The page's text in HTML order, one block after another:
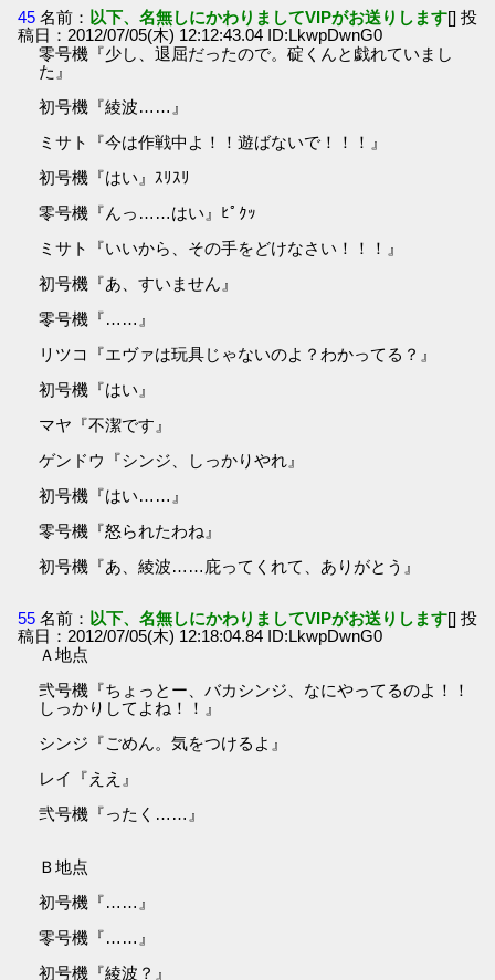
45 名前： 以下、名無しにかわりましてVIPがお送りします[] 投
稿日：2012/07/05(木) 12:12:43.04 ID:LkwpDwnG0
零号機『少し、退屈だったので。碇くんと戯れていまし
た』
初号機『綾波……』
ミサト『今は作戦中よ！！遊ばないで！！！』
初号機『はい』ｽﾘｽﾘ
零号機『んっ……はい』ﾋﾟｸｯ
ミサト『いいから、その手をどけなさい！！！』
初号機『あ、すいません』
零号機『……』
リツコ『エヴァは玩具じゃないのよ？わかってる？』
初号機『はい』
マヤ『不潔です』
ゲンドウ『シンジ、しっかりやれ』
初号機『はい……』
零号機『怒られたわね』
初号機『あ、綾波……庇ってくれて、ありがとう』
55 名前： 以下、名無しにかわりましてVIPがお送りします[] 投
稿日：2012/07/05(木) 12:18:04.84 ID:LkwpDwnG0
Ａ地点
弐号機『ちょっとー、バカシンジ、なにやってるのよ！！
しっかりしてよね！！』
シンジ『ごめん。気をつけるよ』
レイ『ええ』
弐号機『ったく……』
Ｂ地点
初号機『……』
零号機『……』
初号機『綾波？』